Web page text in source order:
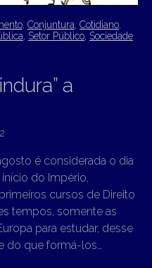
Conjuntura Cotidiano
Setor Público Sociedade
a
é considerada o dia
do Império,
cursos de Direito
tempos, somente as
para estudar, desse
do que formá-los…